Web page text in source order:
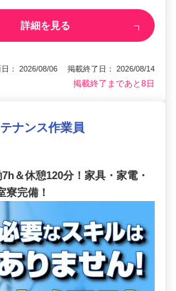
詳細を見る
日： 2026/08/06 掲載終了日： 2026/08/14
掲載終了まであと8日
ナンス作業員
＆休憩120分！家具・家電・
寮完備！